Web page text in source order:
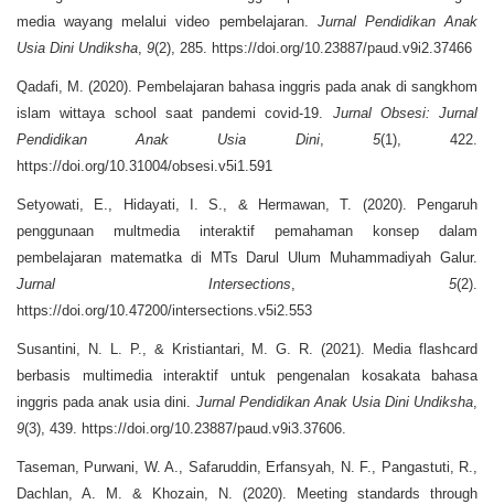
media wayang melalui video pembelajaran. Jurnal Pendidikan Anak
Usia Dini Undiksha, 9(2), 285. https://doi.org/10.23887/paud.v9i2.37466
Qadafi, M. (2020). Pembelajaran bahasa inggris pada anak di sangkhom
islam wittaya school saat pandemi covid-19. Jurnal Obsesi: Jurnal
Pendidikan Anak Usia Dini, 5(1), 422.
https://doi.org/10.31004/obsesi.v5i1.591
Setyowati, E., Hidayati, I. S., & Hermawan, T. (2020). Pengaruh
penggunaan multmedia interaktif pemahaman konsep dalam
pembelajaran matematka di MTs Darul Ulum Muhammadiyah Galur.
Jurnal Intersections, 5(2).
https://doi.org/10.47200/intersections.v5i2.553
Susantini, N. L. P., & Kristiantari, M. G. R. (2021). Media flashcard
berbasis multimedia interaktif untuk pengenalan kosakata bahasa
inggris pada anak usia dini. Jurnal Pendidikan Anak Usia Dini Undiksha,
9(3), 439. https://doi.org/10.23887/paud.v9i3.37606.
Taseman, Purwani, W. A., Safaruddin, Erfansyah, N. F., Pangastuti, R.,
Dachlan, A. M. & Khozain, N. (2020). Meeting standards through